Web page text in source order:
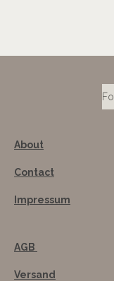
About
Contact
Impressum
AGB
Versand